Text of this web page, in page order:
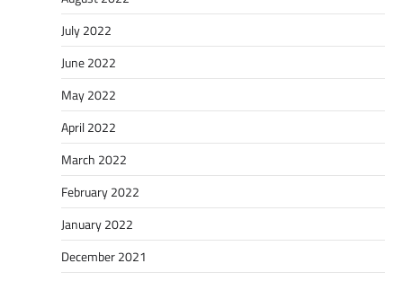
July 2022
June 2022
May 2022
April 2022
March 2022
February 2022
January 2022
December 2021